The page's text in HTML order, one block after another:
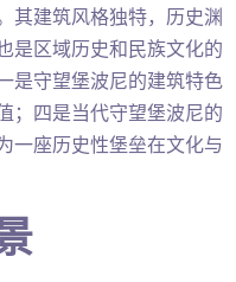
其建筑风格独特，历史渊
是区域历史和民族文化的
是守望堡波尼的建筑特色
；四是当代守望堡波尼的
一座历史性堡垒在文化与